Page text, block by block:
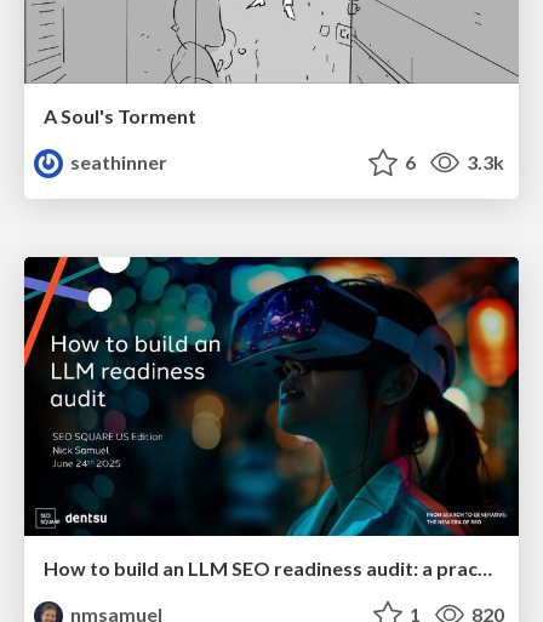
A Soul's Torment
seathinner
6 3.3k
How to build an LLM SEO readiness audit: a practical framework
nmsamuel
1 820